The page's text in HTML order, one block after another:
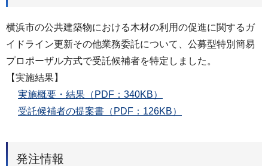
横浜市の公共建築物における木材の利用の促進に関するガ
イドライン更新その他業務委託について、公募型特別簡易
プロポーザル方式で受託候補者を特定しました。
【実施結果】
実施概要・結果（PDF：340KB）
受託候補者の提案書（PDF：126KB）
発注情報